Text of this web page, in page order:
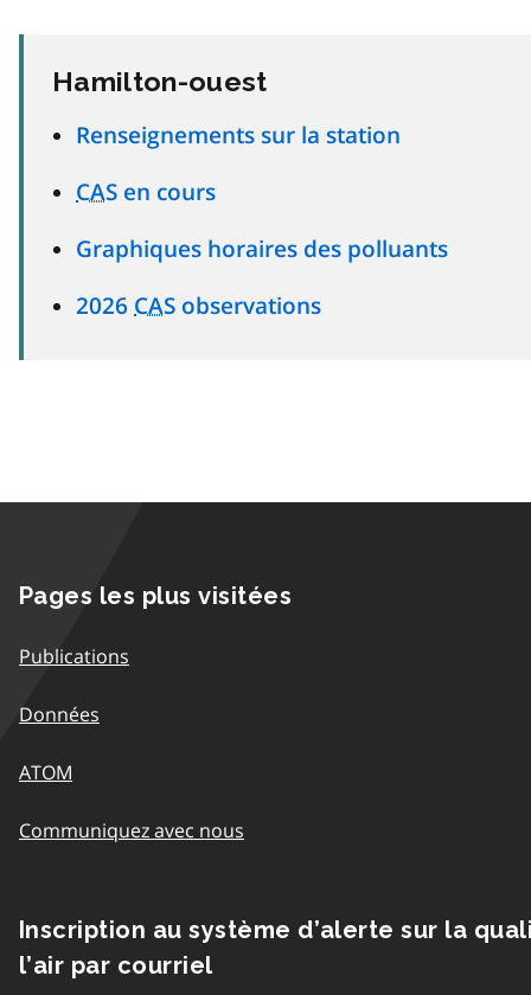
Hamilton-ouest
Renseignements sur la station
CAS en cours
Graphiques horaires des polluants
2026 CAS observations
Pages les plus visitées
Publications
Données
ATOM
Communiquez avec nous
Inscription au système d’alerte sur la
l’air par courriel